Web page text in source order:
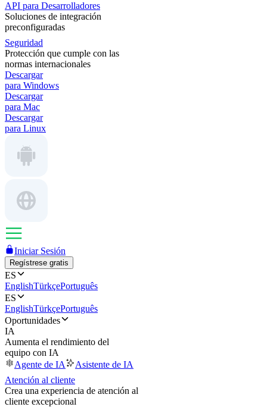
API para Desarrolladores
Soluciones de integración
preconfiguradas
Seguridad
Protección que cumple con las
normas internacionales
Descargar
para Windows
Descargar
para Mac
Descargar
para Linux
Iniciar Sesión
Regístrese gratis
ES
EnglishTürkçePortuguês
ES
EnglishTürkçePortuguês
Oportunidades
IA
Aumenta el rendimiento del
equipo con IA
Agente de IA
Asistente de IA
Atención al cliente
Crea una experiencia de atención al
cliente excepcional